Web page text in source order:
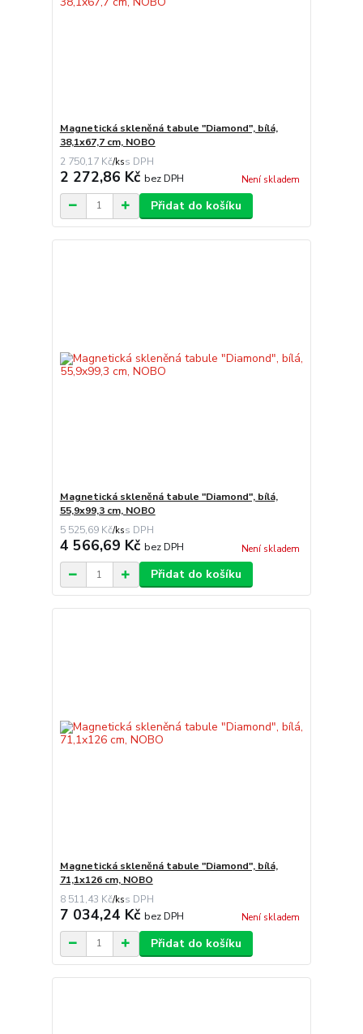
Magnetická skleněná tabule "Diamond", bílá,
38,1x67,7 cm, NOBO
2 750,17 Kč/ks
2 272,86 Kč bez DPH Není skladem
Přidat do košíku
Magnetická skleněná tabule "Diamond", bílá,
55,9x99,3 cm, NOBO
5 525,69 Kč/ks
4 566,69 Kč bez DPH Není skladem
Přidat do košíku
Magnetická skleněná tabule "Diamond", bílá,
71,1x126 cm, NOBO
8 511,43 Kč/ks
7 034,24 Kč bez DPH Není skladem
Přidat do košíku